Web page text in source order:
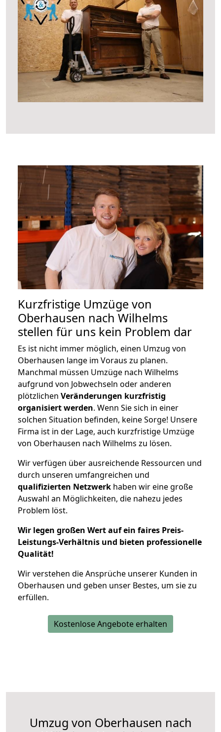
Kurzfristige Umzüge von
Oberhausen nach Wilhelms
stellen für uns kein Problem dar
Es ist nicht immer möglich, einen Umzug von
Oberhausen lange im Voraus zu planen.
Manchmal müssen Umzüge nach Wilhelms
aufgrund von Jobwechseln oder anderen
plötzlichen Veränderungen kurzfristig
organisiert werden. Wenn Sie sich in einer
solchen Situation befinden, keine Sorge! Unsere
Firma ist in der Lage, auch kurzfristige Umzüge
von Oberhausen nach Wilhelms zu lösen.
Wir verfügen über ausreichende Ressourcen und
durch unseren umfangreichen und
qualifizierten Netzwerk haben wir eine große
Auswahl an Möglichkeiten, die nahezu jedes
Problem löst.
Wir legen großen Wert auf ein faires Preis-
Leistungs-Verhältnis und bieten professionelle
Qualität!
Wir verstehen die Ansprüche unserer Kunden in
Oberhausen und geben unser Bestes, um sie zu
erfüllen.
Kostenlose Angebote erhalten
Umzug von Oberhausen nach